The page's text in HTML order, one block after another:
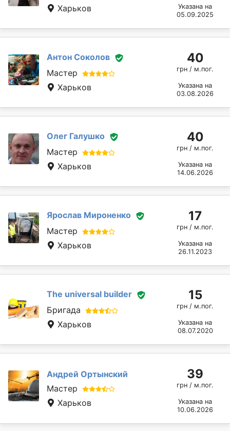
Харьков
Указана на
05.09.2025
Антон Соколов
Мастер
Харьков
40
грн / м.пог.
Указана на
03.08.2026
Олег Галушко
Мастер
Харьков
40
грн / м.пог.
Указана на
14.06.2026
Ярослав Мироненко
Мастер
Харьков
17
грн / м.пог.
Указана на
26.11.2023
The universal builder
Бригада
Харьков
15
грн / м.пог.
Указана на
08.07.2020
Андрей Ортынский
Мастер
Харьков
39
грн / м.пог.
Указана на
10.06.2026